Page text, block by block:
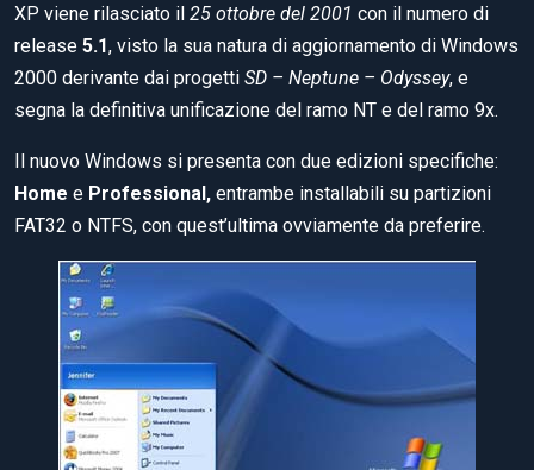
XP viene rilasciato il 25 ottobre del 2001 con il numero di
release 5.1, visto la sua natura di aggiornamento di Windows
2000 derivante dai progetti SD – Neptune – Odyssey, e
segna la definitiva unificazione del ramo NT e del ramo 9x.
Il nuovo Windows si presenta con due edizioni specifiche:
Home e Professional, entrambe installabili su partizioni
FAT32 o NTFS, con quest’ultima ovviamente da preferire.